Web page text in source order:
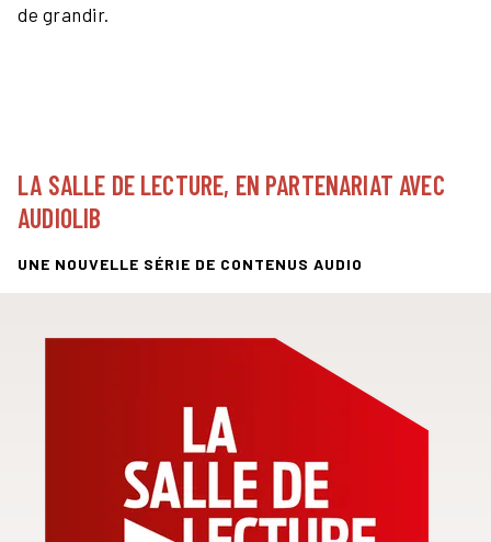
de grandir.
LA SALLE DE LECTURE, EN PARTENARIAT AVEC
AUDIOLIB
UNE NOUVELLE SÉRIE DE CONTENUS AUDIO